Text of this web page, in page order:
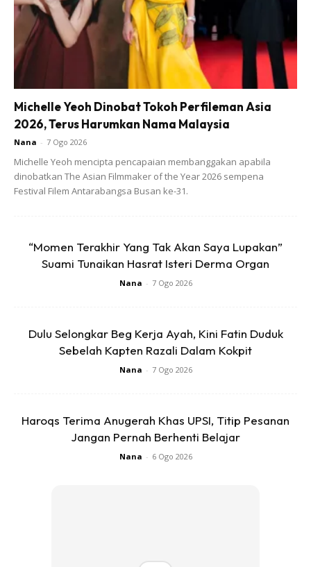
lain, masukkan rempah kering dan goreng pantas selama
1 atau dua minit. Kemudian masukkan air. Tak boleh
banyak sampai banjir. Tapi cukup untuk jadikan rempah
itu cair sedikit. Lepas tu perlahankan api hingga rempah
terbit minyak.
Michelle Yeoh Dinobat Tokoh Perfileman Asia
2026, Terus Harumkan Nama Malaysia
Nana - 7 Ogo 2026
Michelle Yeoh mencipta pencapaian membanggakan apabila
dinobatkan The Asian Filmmaker of the Year 2026 sempena
Festival Filem Antarabangsa Busan ke-31.
“Momen Terakhir Yang Tak Akan Saya Lupakan”
Suami Tunaikan Hasrat Isteri Derma Organ
Nana - 7 Ogo 2026
Dulu Selongkar Beg Kerja Ayah, Kini Fatin Duduk
Sebelah Kapten Razali Dalam Kokpit
Nana - 7 Ogo 2026
Haroqs Terima Anugerah Khas UPSI, Titip Pesanan
Jangan Pernah Berhenti Belajar
Nana - 6 Ogo 2026